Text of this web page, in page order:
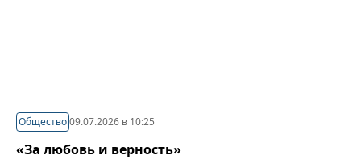
Общество09.07.2026 в 10:25
«За любовь и верность»